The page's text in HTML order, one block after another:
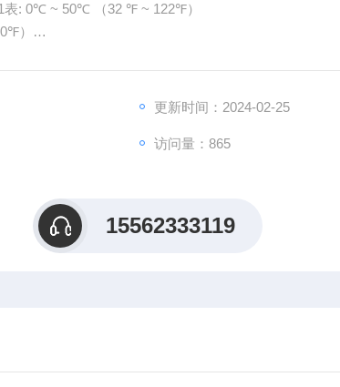
AVM301表: 0℃ ~ 50℃ （32 ℉ ~ 122℉）
）
更新时间：2024-02-25
访问量：865
15562333119